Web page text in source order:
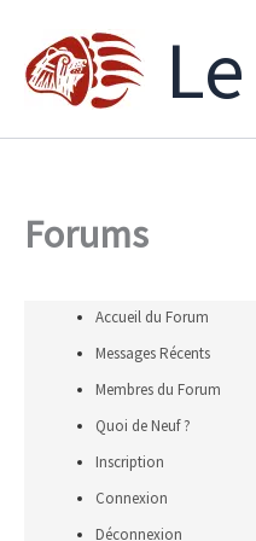
contenu
Forums
Accueil du Forum
Messages Récents
Membres du Forum
Quoi de Neuf ?
Inscription
Connexion
Déconnexion